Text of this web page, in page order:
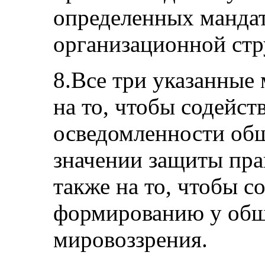
определенных
организационной
8.Все три
на то, чтобы
осведомленности
значении защиты
также на то, чтобы
формированию у
мировоззрения.